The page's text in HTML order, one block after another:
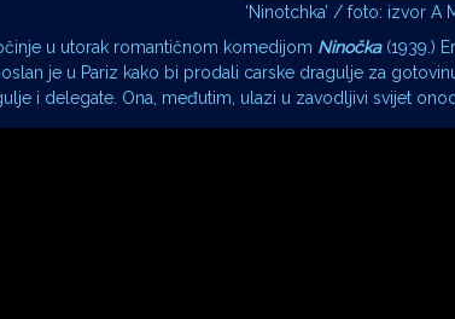
‘Ninotchka’ / foto: izvor A
u utorak romantičnom komedijom Ninočka (1939.)
je u Pariz kako bi prodali carske dragulje za
i delegate. Ona, međutim, ulazi u zavodljivi svijet